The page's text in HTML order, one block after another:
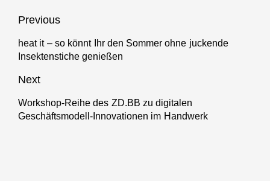
media
Beitragsnavigation
Previous
Previous
post:
heat it – so könnt Ihr den Sommer ohne juckende
Insektenstiche genießen
Next
Next
post:
Workshop-Reihe des ZD.BB zu digitalen
Geschäftsmodell-Innovationen im Handwerk